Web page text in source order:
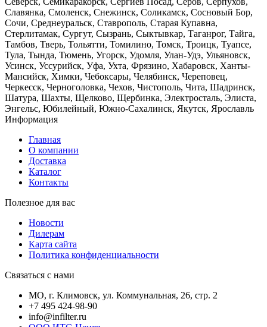
Славянка, Смоленск, Снежинск, Соликамск, Сосновый Бор,
Сочи, Среднеуральск, Ставрополь, Старая Купавна,
Стерлитамак, Сургут, Сызрань, Сыктывкар, Таганрог, Тайга,
Тамбов, Тверь, Тольятти, Томилино, Томск, Троицк, Туапсе,
Тула, Тында, Тюмень, Угорск, Удомля, Улан-Удэ, Ульяновск,
Усинск, Уссурийск, Уфа, Ухта, Фрязино, Хабаровск, Ханты-
Мансийск, Химки, Чебоксары, Челябинск, Череповец,
Черкесск, Черноголовка, Чехов, Чистополь, Чита, Шадринск,
Шатура, Шахты, Щелково, Щербинка, Электросталь, Элиста,
Энгельс, Юбилейный, Южно-Сахалинск, Якутск, Ярославль
Информация
Главная
О компании
Доставка
Каталог
Контакты
Полезное для вас
Новости
Дилерам
Карта сайта
Политика конфиденциальности
Связаться с нами
МО, г. Климовск, ул. Коммунальная, 26, стр. 2
+7 495 424-98-90
info@infilter.ru